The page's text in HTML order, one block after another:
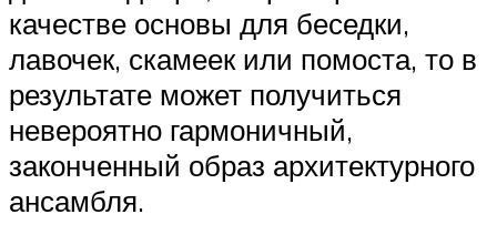
качестве основы для беседки,
лавочек, скамеек или помоста, то в
результате может получиться
невероятно гармоничный,
законченный образ архитектурного
ансамбля.